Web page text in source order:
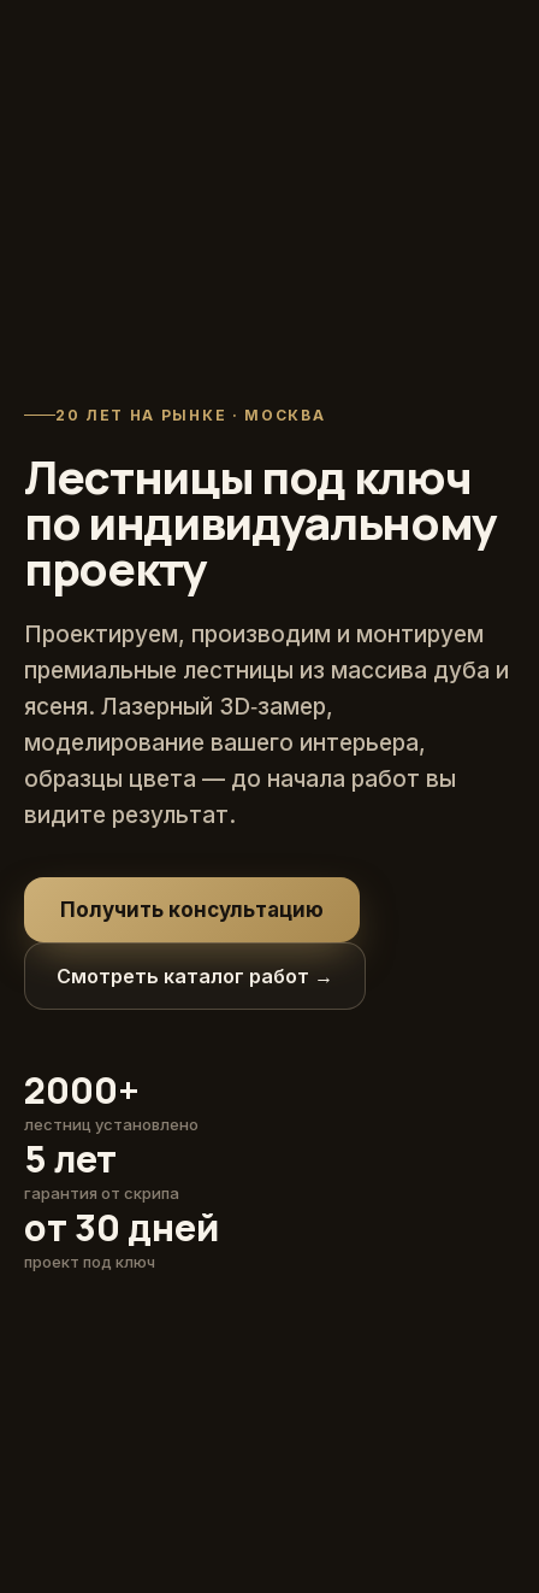
20 ЛЕТ НА РЫНКЕ · МОСКВА
Лестницы под ключ
по индивидуальному
проекту
Проектируем, производим и монтируем
премиальные лестницы из массива дуба и
ясеня. Лазерный 3D‑замер,
моделирование вашего интерьера,
образцы цвета — до начала работ вы
видите результат.
Получить консультацию
Смотреть каталог работ →
2000+
лестниц установлено
5 лет
гарантия от скрипа
от 30 дней
проект под ключ